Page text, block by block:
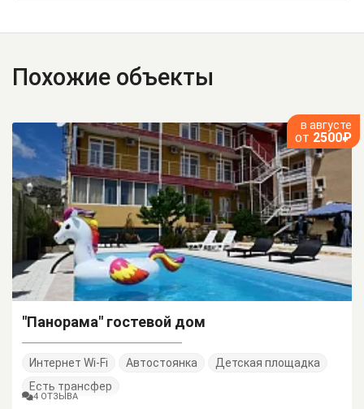
Похожие объекты
в августе
от 2500₽
"Панорама" гостевой дом
Интернет Wi-Fi Автостоянка
Детская площадка
Есть трансфер
4 ОТЗЫВА